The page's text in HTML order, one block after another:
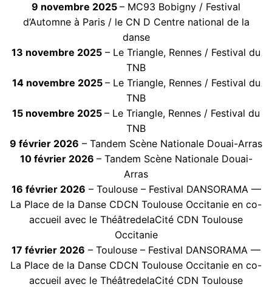
9 novembre 2025 – MC93 Bobigny / Festival
d’Automne à Paris / le CN D Centre national de la
danse
13 novembre 2025 – Le Triangle, Rennes / Festival du
TNB
14 novembre 2025 – Le Triangle, Rennes / Festival du
TNB
15 novembre 2025 – Le Triangle, Rennes / Festival du
TNB
9 février 2026 – Tandem Scène Nationale Douai-Arras
10 février 2026 – Tandem Scène Nationale Douai-
Arras
16 février 2026 – Toulouse – Festival DANSORAMA —
La Place de la Danse CDCN Toulouse Occitanie en co-
accueil avec le ThéâtredelaCité CDN Toulouse
Occitanie
17 février 2026 – Toulouse – Festival DANSORAMA —
La Place de la Danse CDCN Toulouse Occitanie en co-
accueil avec le ThéâtredelaCité CDN Toulouse